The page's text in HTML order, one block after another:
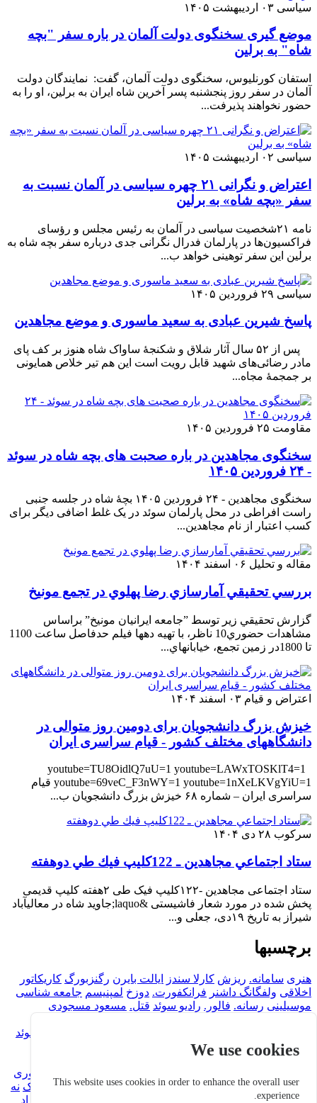
سیاسی ۰۳ اردیبهشت ۱۴۰۵
موضع گیری سخنگوی دولت آلمان در باره سفر "بچه
شاه" به برلین
استفان کورنلیوس، سخنگوی دولت آلمان، گفت: نمایندگان دولت
آلمان در سفر روز پنجشنبه پسر آخرین شاه ایران به برلین، او را به
حضور نخواهند پذیرفت...
سیاسی ۰۲ اردیبهشت ۱۴۰۵
اعتراض و نگرانی ۲۱ چهره سیاسی در آلمان نسبت به
سفر «بچه شاه» به برلین
نامه ۲۱شخصیت سیاسی در آلمان به رئیس مجلس و رؤسای
فراکسیون‌ها در پارلمان فدرال نگرانی جدی درباره سفر بچه شاه به
برلین این سفر توهینی خواهد ب...
سیاسی ۲۹ فروردین ۱۴۰۵
پاسخ شیرین عبادی به سعید ماسوری و موضع مجاهدین
پس از ۵۲ سال آثار شلاق و شکنجهٔ ساواک شاه هنوز بر کف پای
مادر رضائی‌های شهید قابل رویت است این هم تیر خلاص همایونی
بر جمجمهٔ مجاه...
مقاومت ۲۵ فروردین ۱۴۰۵
سخنگوی مجاهدین در باره صحبت های بچه شاه در سوئد
- ۲۴ فروردین ۱۴۰۵
سخنگوی مجاهدین - ۲۴ فروردین ۱۴۰۵ بچهٔ شاه در جلسه جنبی
راست افراطی در محل پارلمان سوئد در یک غلط اضافی دیگر برای
کسب اعتبار از نام مجاهدین...
مقاله و تحلیل ۰۶ اسفند ۱۴۰۴
بررسي تحقيقي آمارسازي رضا پهلوي در تجمع مونيخ
گزارش تحقيقي زير توسط ”جامعه ايرانيان مونيخ” براساس
مشاهدات حضوري10 ناظر، با تهيه دهها فيلم حدفاصل ساعت 1100
تا 1800در زمين تجمع، خيابانهاي...
اعتراض و قیام ۰۳ اسفند ۱۴۰۴
خیزش بزرگ دانشجویان برای دومین روز متوالی در
دانشگاههای مختلف کشور - قیام سراسری ایران
youtube=TU8OidlQ7uU=1 youtube=LAWxTOSKlT4=1
youtube=69veC_F3nWY=1 youtube=1nXeLKVgYiU=1 قیام
سراسری ایران – شماره ۶۸ خیزش بزرگ دانشجویان ب...
سرکوب ۲۸ دی ۱۴۰۴
ستاد اجتماعي مجاهدين ـ 122كليپ فيك طي دوهفته
ستاد اجتماعی مجاهدین -۱۲۲کلیپ فیک طی ۲هفته کلیپ قدیمی
پخش شده در مورد شعار فاشیستی &laquo;جاوید شاه در معالیآباد
شیراز به تاریخ ۱۹دی، جعلی و...
برچسبها
هنری سامانه. ریزش کارلا سندز ایالت بایرن رگنزبورگ کاریکاتور
اخلاقی ولفگانگ داشنر فرانکفورت. دوزخ لمپنیسم جامعه شناسی
موسیلینی رسانه. فالور. رادیو سوئد قتل. مسعود مسجودی
پارلمان سوئد
شیرین عبادی
اتوبوس واپسگرایی
دیکتاتوری شکنجه گاه شکنجه
سعید ماسوری
دیکتاتوری. آلمان دونالد ترامپ آلترناتیو فیک جمهوری دموکراتیک نه
شاه نه شیخ استکهلم حنیف نژاد
We use cookies
This website uses cookies in order to enhance the overall user
experience.